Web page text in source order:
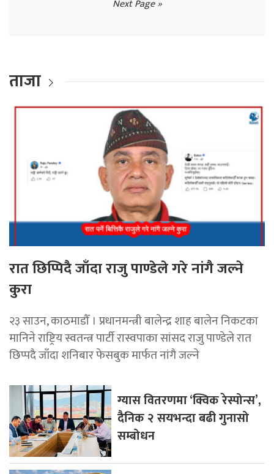
Next Page »
ताजा
रात छिप्पिदै जाँदा राजु पाण्डेले गरे नांगै जल्ने
कुरा
२३ साउन, काठमाडौँ । प्रधानमन्त्री बालेन्द्र शाह बालेन निकटका
मानिने राष्ट्रिय स्वतन्त्र पार्टी रास्वपाका सांसद राजु पाण्डेले रात
छिप्पदै जाँदा शनिबार फेसबुक मार्फत नांगै जल्ने
ग्यास वितरणमा ‘क्विक रेस्पोन्स’,
दैनिक २ सयभन्दा बढी गुनासो
सम्बोधन